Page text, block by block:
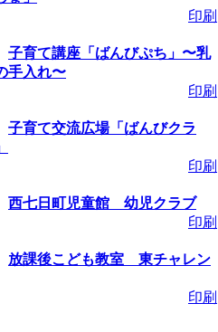
印刷
子育て講座「ばんびぷち」〜乳
手入れ〜
印刷
子育て交流広場「ばんびクラ
印刷
西七日町児童館 幼児クラブ
印刷
放課後こども教室 東チャレン
印刷